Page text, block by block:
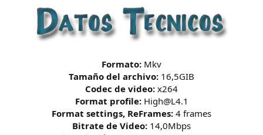
Formato: Mkv
Tamaño del archivo: 16,5GIB
Codec de video: x264
Format profile: High@L4.1
Format settings, ReFrames: 4 frames
Bitrate de Video: 14,0Mbps